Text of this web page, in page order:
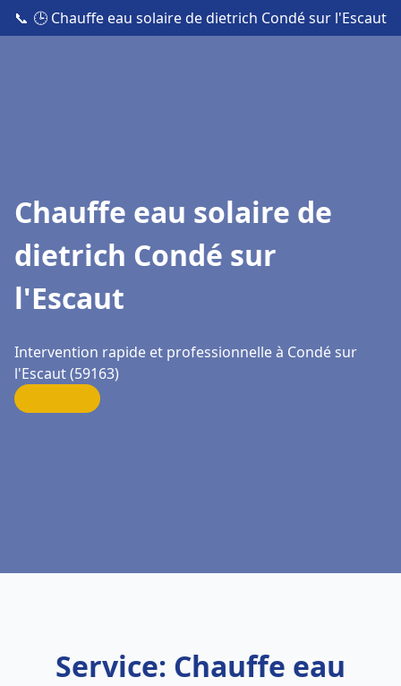
📞 🕒 Chauffe eau solaire de dietrich Condé sur l'Escaut
Chauffe eau solaire de
dietrich Condé sur
l'Escaut
Intervention rapide et professionnelle à Condé sur
l'Escaut (59163)
Service: Chauffe eau